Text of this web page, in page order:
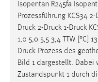
Isopentan R245fa
Prozessführung KCS34 2-
Druck 2-Druck 1-Druck
1,0 5,0 5,5 3,4 TTW [°C]
Druck-Prozess des
Bild 1 dargestellt. Dabei
Zustandspunkt 1 durch